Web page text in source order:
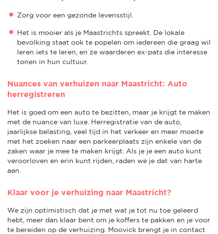
Zorg voor een gezonde levensstijl.
Het is mooier als je Maastrichts spreekt. De lokale
bevolking staat ook te popelen om iedereen die graag wil
leren iets te leren, en ze waarderen ex-pats die interesse
tonen in hun cultuur.
Nuances van verhuizen naar Maastricht: Auto
herregistreren
Het is goed om een auto te bezitten, maar je krijgt te maken
met de nuance van luxe. Herregistratie van de auto,
jaarlijkse belasting, veel tijd in het verkeer en meer moeite
met het zoeken naar een parkeerplaats zijn enkele van de
zaken waar je mee te maken krijgt. Als je je een auto kunt
veroorloven en erin kunt rijden, raden we je dat van harte
aan.
Klaar voor je verhuizing naar Maastricht?
We zijn optimistisch dat je met wat je tot nu toe geleerd
hebt, meer dan klaar bent om je koffers te pakken en je voor
te bereiden op de verhuizing. Moovick brengt je in contact